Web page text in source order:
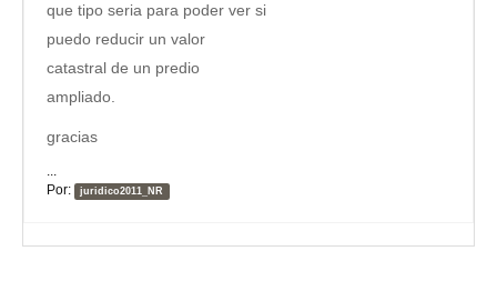
que tipo seria para poder ver si
puedo reducir un valor
catastral de un predio
ampliado.
gracias
...
Por:
juridico2011_NR